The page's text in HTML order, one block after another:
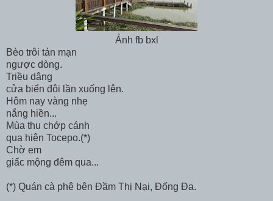
Ảnh fb bxl
Bèo trôi tản mạn
ngược dòng.
Triều dâng
cửa biển đôi lần xuống lên.
Hôm nay vàng nhẹ
nắng hiền...
Mùa thu chớp cánh
qua hiên Tocepo.(*)
Chờ em
giấc mộng đêm qua...
(*) Quán cà phê bên Đầm Thị Nại, Đống Đa.